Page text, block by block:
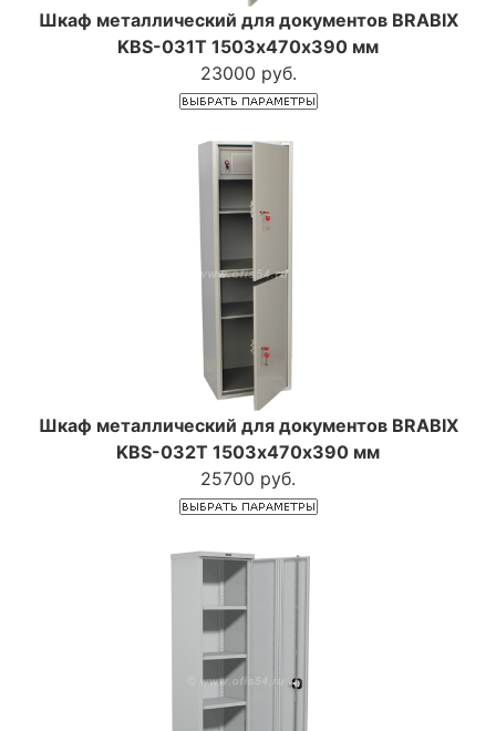
Шкаф металлический для документов BRABIX
KBS-031Т 1503х470х390 мм
23000 руб.
Шкаф металлический для документов BRABIX
KBS-032Т 1503х470х390 мм
25700 руб.